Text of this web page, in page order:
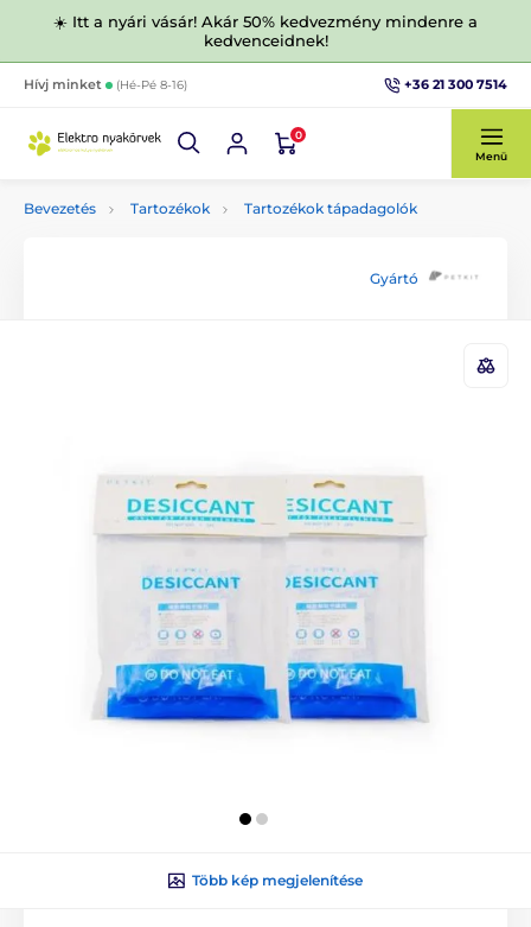
☀️ Itt a nyári vásár! Akár 50% kedvezmény mindenre a
kedvenceidnek!
Hívj minket (Hé-Pé 8-16) +36 21 300 7514
0
Menü
Bevezetés Tartozékok Tartozékok tápadagolók
Gyártó
Több kép megjelenítése